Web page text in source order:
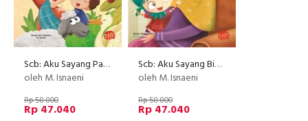
Scb: Aku Sayang Paman (Board Book) Hard Cover (Disc 50%)
oleh M. Isnaeni
Rp 58.800
Rp 47.040
Scb: Aku Sayang Bibi (Board Book) Hard Cover (Disc 50%)
oleh M. Isnaeni
Rp 58.800
Rp 47.040